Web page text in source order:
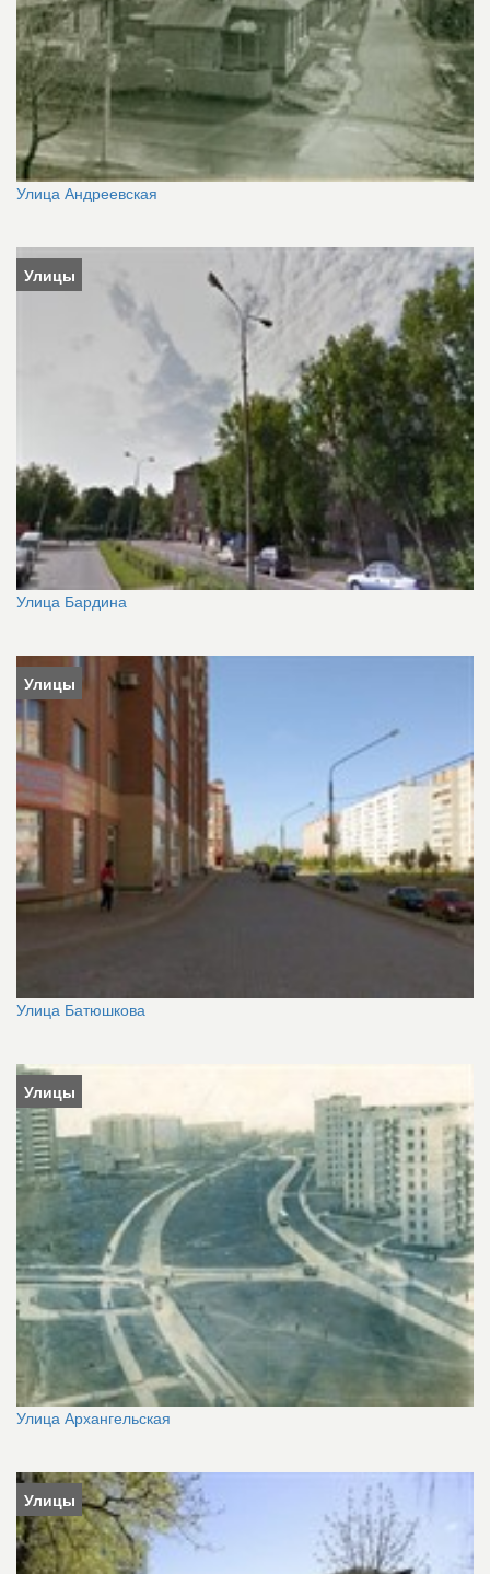
Улица Андреевская
Улицы
Улица Бардина
Улицы
Улица Батюшкова
Улицы
Улица Архангельская
Улицы